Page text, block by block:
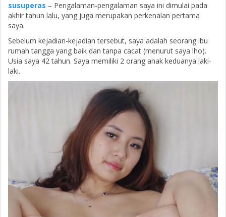
susuperas – Pengalaman-pengalaman saya ini dimulai pada
akhir tahun lalu, yang juga merupakan perkenalan pertama
saya.
Sebelum kejadian-kejadian tersebut, saya adalah seorang ibu
rumah tangga yang baik dan tanpa cacat (menurut saya lho).
Usia saya 42 tahun. Saya memiliki 2 orang anak keduanya laki-
laki.